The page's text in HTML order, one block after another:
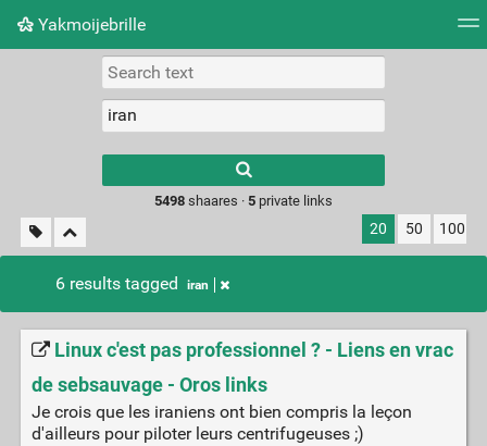
Yakmoijebrille
Picture wall
results.
5498shaares · 5private links
20 50 100
6 results tagged iran
Linux c'est pas professionnel ? - Liens en vrac
de sebsauvage - Oros links
Je crois que les iraniens ont bien compris la leçon
d'ailleurs pour piloter leurs centrifugeuses ;)